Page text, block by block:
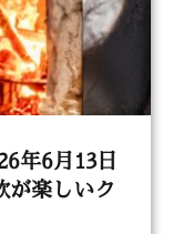
年6月13日
が楽しいク